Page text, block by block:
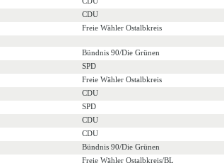
CDU
Freie Wähler Ostalbkreis
Bündnis 90/Die Grünen
SPD
Freie Wähler Ostalbkreis
CDU
SPD
CDU
CDU
Bündnis 90/Die Grünen
Freie Wähler Ostalbkreis/BL